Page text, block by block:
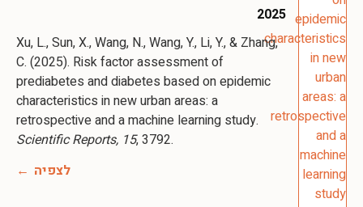
2025
Xu, L., Sun, X., Wang, N., Wang, Y., Li, Y., & Zhang,
C. (2025). Risk factor assessment of
prediabetes and diabetes based on epidemic
characteristics in new urban areas: a
retrospective and a machine learning study.
Scientific Reports, 15, 3792.
לצפיה